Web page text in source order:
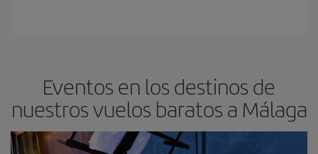
Eventos en los destinos de
nuestros vuelos baratos a Málaga